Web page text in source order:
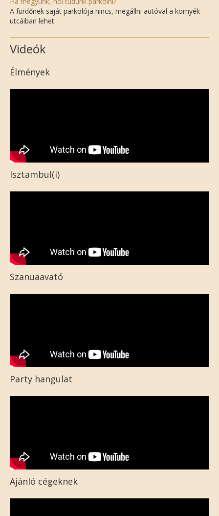
A fürdőnek saját parkolója nincs, megállni autóval a környék
utcáiban lehet.
Videók
Élmények
Isztambul(i)
Szanuaavató
Party hangulat
Ajánló cégeknek